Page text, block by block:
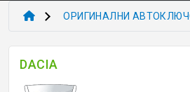
ТРАНСПОНДЕР И ECU ПРИБОРИ
ОРИГИНАЛНИ
DACIA